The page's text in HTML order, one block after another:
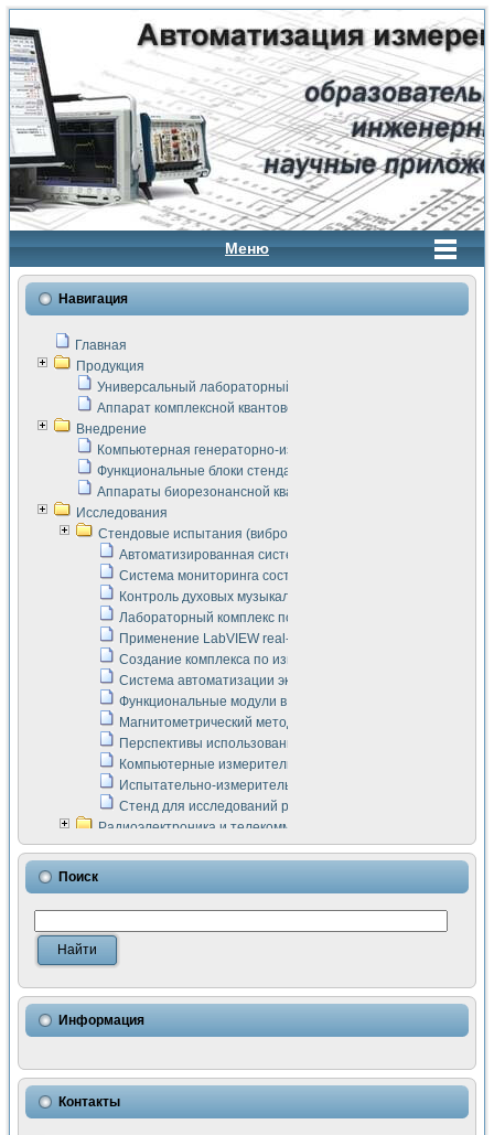
Меню
Навигация
Главная
Продукция
Универсальный лабораторный стенд "Сигнал-USB"
Аппарат комплексной квантовой терапии Интроскан
Внедрение
Компьютерная генераторно-измерительная система
Функциональные блоки стенда "Сигнал-USB"
Аппараты биорезонансной квантовой терапии серии СКАН
Исследования
Стендовые испытания (виброакустика, тензометрия и т.п.)
Автоматизированная система измерения параметров
Система мониторинга состояния тяговых
Контроль духовых музыкальных инструментов
Лабораторный комплекс по исследованию элементной
Применение LabVIEW real-time module для
Создание комплекса по измерению скорости подвижного
Система автоматизации экспериментальных
Функциональные модули в стандарте Nl SCXI для
Магнитометрический метод в дефектоскопии сварных
Перспективы использования машинного зрения в
Компьютерные измерительные системы для
Испытательно-измерительный комплекс аппаратуры для
Стенд для исследований рабочих процессов ДВС в
Радиоэлектроника и телекоммуникации
LabVIEW в расчетах радиолиний систем передачи данных
Аппаратно-программный комплекс для исследования
Виртуальный лабораторный стенд для исследования
Измерение шумовых параметров операционных
Измерительный преобразователь на основе цифровой
Использование NI LabVIEW для математического
Исследовние возможности создания измерителя ВАХ
Математическое моделирование генератора сигналов -
Применение осциллографического модуля с высоким
Симуляция отклика импульсного радиолокационного
Автоматизация формирования уравнений состояния для
Поиск
Информация
Контакты